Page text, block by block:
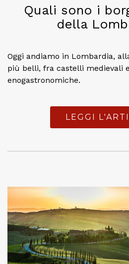
Quali sono i
della
Oggi andiamo in Lombardia,
più belli, fra castelli medievali
enogastronomiche.
LEGGI